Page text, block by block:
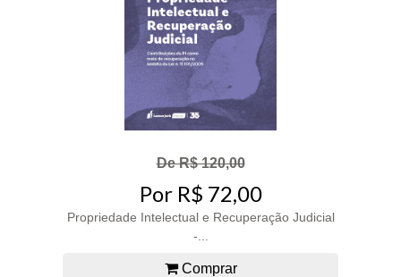
De R$ 120,00
Por R$ 72,00
Propriedade Intelectual e Recuperação Judicial
-...
Comprar